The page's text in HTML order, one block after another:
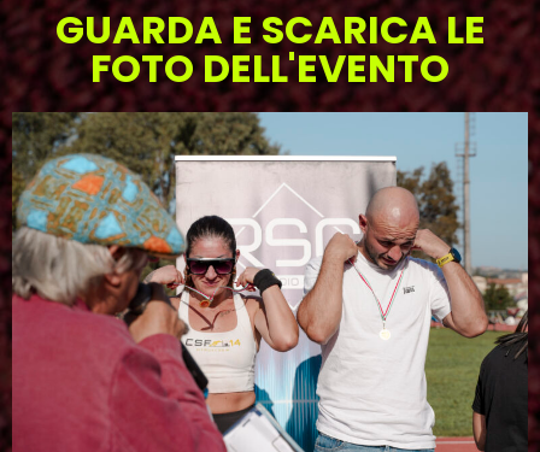
GUARDA E SCARICA LE
FOTO DELL'EVENTO